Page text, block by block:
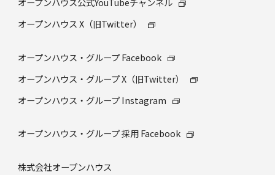
オープンハウス X（旧Twitter）
オープンハウス・グループ Facebook
オープンハウス・グループ X（旧Twitter）
オープンハウス・グループ Instagram
オープンハウス・グループ 採⽤ Facebook
株式会社オープンハウス